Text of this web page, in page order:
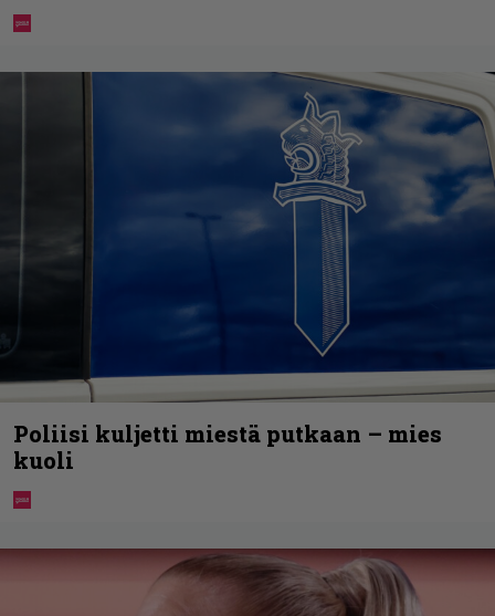
Poliisi kuljetti miestä putkaan – mies
kuoli